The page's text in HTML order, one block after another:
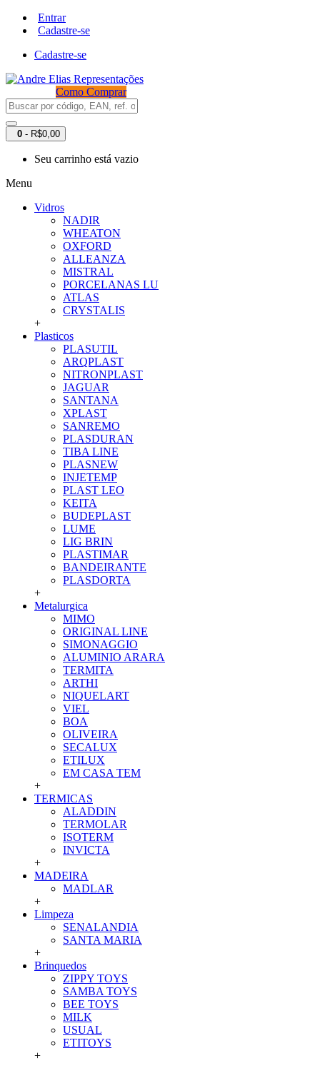
Entrar
Cadastre-se
Cadastre-se
Como Comprar
0 - R$0,00
Seu carrinho está vazio
Menu
Vidros
NADIR
WHEATON
OXFORD
ALLEANZA
MISTRAL
PORCELANAS LU
ATLAS
CRYSTALIS
+
Plasticos
PLASUTIL
ARQPLAST
NITRONPLAST
JAGUAR
SANTANA
XPLAST
SANREMO
PLASDURAN
TIBA LINE
PLASNEW
INJETEMP
PLAST LEO
KEITA
BUDEPLAST
LUME
LIG BRIN
PLASTIMAR
BANDEIRANTE
PLASDORTA
+
Metalurgica
MIMO
ORIGINAL LINE
SIMONAGGIO
ALUMINIO ARARA
TERMITA
ARTHI
NIQUELART
VIEL
BOA
OLIVEIRA
SECALUX
ETILUX
EM CASA TEM
+
TERMICAS
ALADDIN
TERMOLAR
ISOTERM
INVICTA
+
MADEIRA
MADLAR
+
Limpeza
SENALANDIA
SANTA MARIA
+
Brinquedos
ZIPPY TOYS
SAMBA TOYS
BEE TOYS
MILK
USUAL
ETITOYS
+